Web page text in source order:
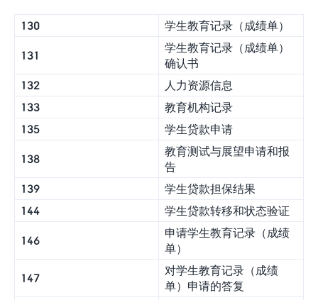
130 学生教育记录（成绩单）
131
学生教育记录（成绩单）
确认书
132
人力资源信息
133
教育机构记录
135
学生贷款申请
138
教育测试与展望申请和报
告
139
学生贷款担保结果
144
学生贷款转移和状态验证
146
申请学生教育记录（成绩
单）
147
对学生教育记录（成绩
单）申请的答复